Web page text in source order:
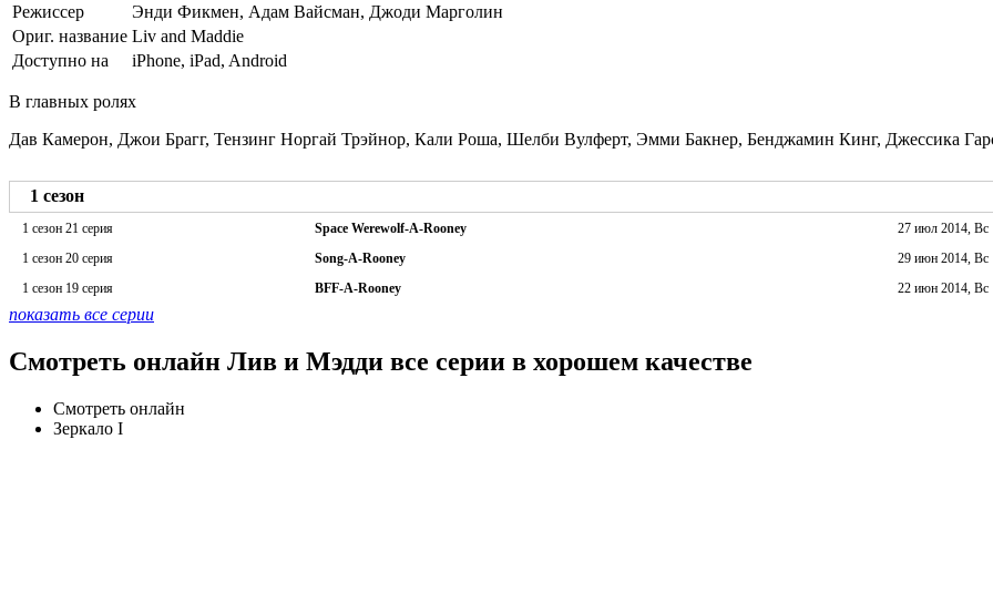
Режиссер
Энди Фикмен, Адам Вайсман, Джоди Марголин
Ориг. название Liv and Maddie
Доступно на
iPhone, iPad, Android
В главных ролях
Дав Камерон, Джои Брагг, Тензинг Норгай Трэйнор, Кали Роша, Шелби Вулферт, Эмми Бакнер, Бенджамин Кинг, Джессика
1 сезон
1 сезон 21 серия
Space Werewolf-A-Rooney 27 июл 2014, Вс
1 сезон 20 серия
Song-A-Rooney 29 июн 2014, Вс
1 сезон 19 серия
BFF-A-Rooney 22 июн 2014, Вс
показать все серии
Смотреть онлайн Лив и Мэдди все серии в хорошем качестве
Смотреть онлайн
Зеркало I